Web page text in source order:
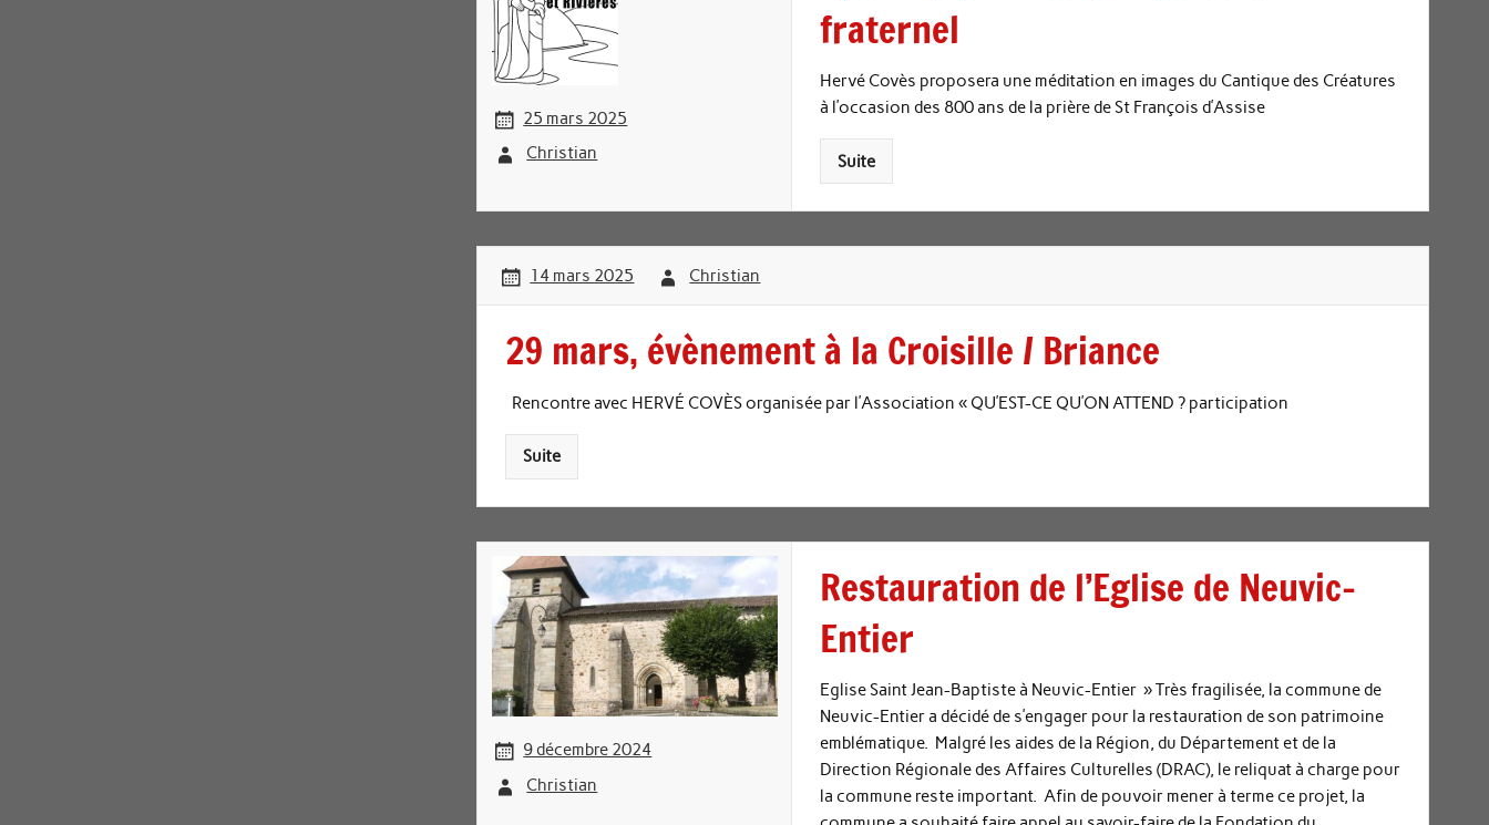
25 mars 2025
Christian
fraternel
Hervé Covès proposera une méditation en images du Cantique des Créatures
à l’occasion des 800 ans de la prière de St François d’Assise
Suite
14 mars 2025 Christian
29 mars, évènement à la Croisille / Briance
Rencontre avec HERVÉ COVÈS organisée par l’Association « QU’EST-CE QU’ON ATTEND ? participation
Suite
9 décembre 2024
Christian
Restauration de l’Eglise de Neuvic-
Entier
Eglise Saint Jean-Baptiste à Neuvic-Entier » Très fragilisée, la commune de
Neuvic-Entier a décidé de s’engager pour la restauration de son patrimoine
emblématique. Malgré les aides de la Région, du Département et de la
Direction Régionale des Affaires Culturelles (DRAC), le reliquat à charge pour
la commune reste important. Afin de pouvoir mener à terme ce projet, la